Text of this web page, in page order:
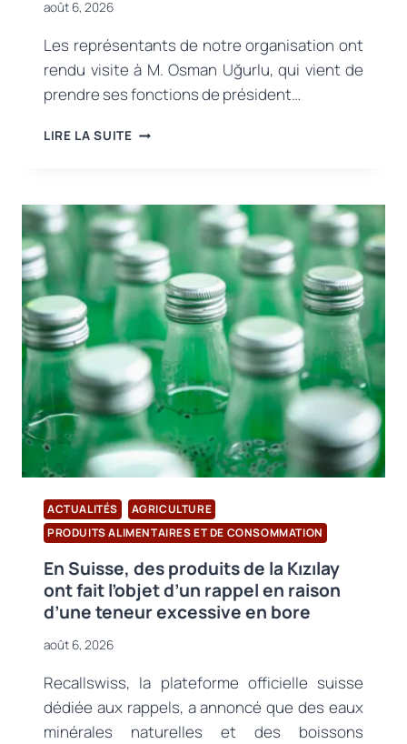
août 6, 2026
Les représentants de notre organisation ont
rendu visite à M. Osman Uğurlu, qui vient de
prendre ses fonctions de président…
LIRE LA SUITEUNE
A
EFFECTUÉE
AUPRÈS
DU
NOUVEAU
PRÉSIDENT
DE
L’ASSOCIATION
DES
EXPORTATEURS
DE
DENIZLI
ACTUALITÉS
AGRICULTURE
PRODUITS ALIMENTAIRES ET DE CONSOMMATION
En Suisse, des produits de la Kızılay
ont fait l’objet d’un rappel en raison
d’une teneur excessive en bore
août 6, 2026
Recallswiss, la plateforme officielle suisse
dédiée aux rappels, a annoncé que des eaux
minérales naturelles et des boissons